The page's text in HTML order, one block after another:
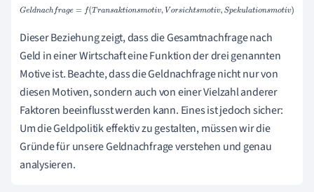
Geldnachfrage=f(Transaktionsmotiv,Vorsichtsmotiv,Spekula
Dieser Beziehung zeigt, dass die Gesamtnachfrage nach
Geld in einer Wirtschaft eine Funktion der drei genannten
Motive ist. Beachte, dass die Geldnachfrage nicht nur von
diesen Motiven, sondern auch von einer Vielzahl anderer
Faktoren beeinflusst werden kann. Eines ist jedoch sicher:
Um die Geldpolitik effektiv zu gestalten, müssen wir die
Gründe für unsere Geldnachfrage verstehen und genau
analysieren.